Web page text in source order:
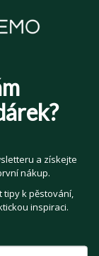
a získejte
nákup.
k pěstování,
inspiraci.